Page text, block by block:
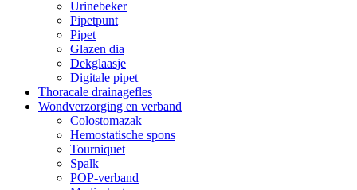
Urinebeker
Pipetpunt
Pipet
Glazen dia
Dekglaasje
Digitale pipet
Thoracale drainagefles
Wondverzorging en verband
Colostomazak
Hemostatische spons
Tourniquet
Spalk
POP-verband